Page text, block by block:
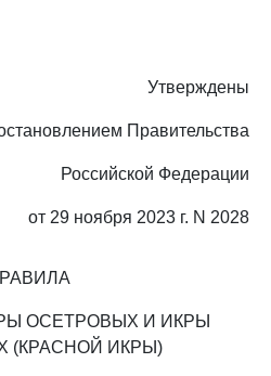
Утверждены
Правительства
Российской Федерации
от 29 ноября 2023 г. N 2028
ОСЕТРОВЫХ И ИКРЫ
(КРАСНОЙ ИКРЫ)